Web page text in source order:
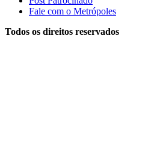
Fale com o Metrópoles
Todos os direitos reservados